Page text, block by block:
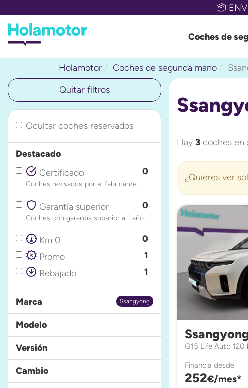
📦
Coches de
Holamotor Coches de segunda mano
Hay 3 coches en
¿Quieres ver
G15 Life Auto 120
Financia desde
252€/mes*
Quitar filtros
Ocultar coches reservados
Destacado
Certificado
0
Coches revisados por el fabricante.
Garantía superior 0
Coches con garantía superior a 1 año.
Km 0
0
Promo
1
Rebajado
1
Ssangyong
Marca
Modelo
Versión
Cambio